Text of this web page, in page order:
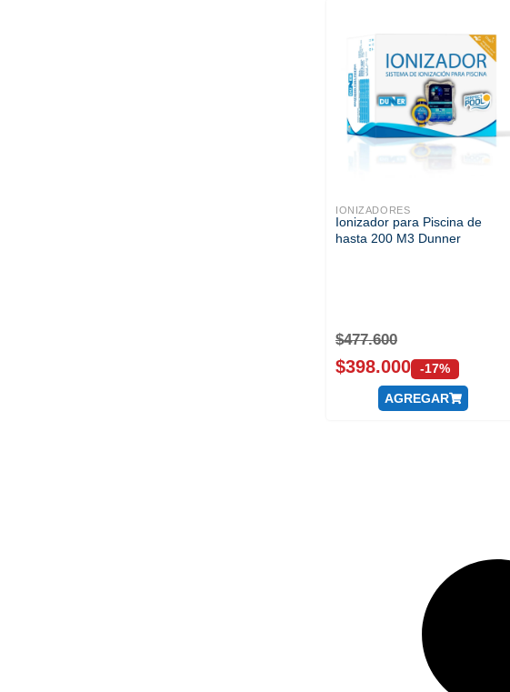
IONIZADORES
Ionizador para Piscina de
hasta 200 M3 Dunner
$477.600
$398.000 -17%
AGREGAR